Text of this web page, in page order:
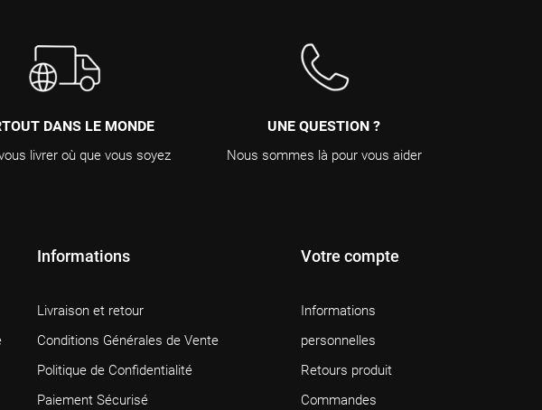
DANS LE MONDE
livrer où que vous soyez
UNE QUESTION ?
Nous sommes là pour vous aider
Informations
Livraison et retour
Conditions Générales de Vente
Politique de Confidentialité
Paiement Sécurisé
Votre compte
Informations
personnelles
Retours produit
Commandes